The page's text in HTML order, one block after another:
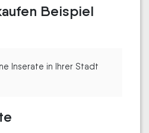
Beispiel
Inserate in Ihrer Stadt